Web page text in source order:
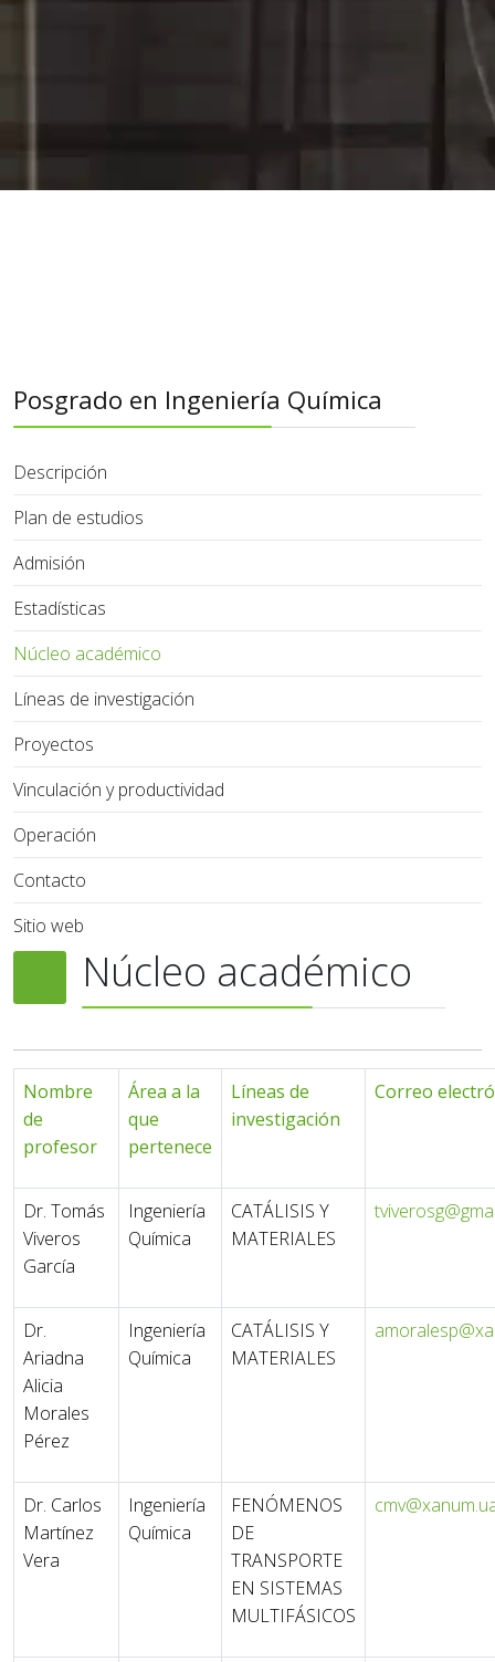
Posgrado en Ingeniería Química
Descripción
Plan de estudios
Admisión
Estadísticas
Núcleo académico
Líneas de investigación
Proyectos
Vinculación y productividad
Operación
Contacto
Sitio web
Núcleo académico
Nombre
de
profesor
Área a la
que
pertenece
Líneas de
investigación
Correo
Dr. Tomás
Viveros
García
Ingeniería
Química
CATÁLISIS Y
MATERIALES
Dr.
Ariadna
Alicia
Morales
Pérez
Ingeniería
Química
CATÁLISIS Y
MATERIALES
Dr. Carlos
Martínez
Vera
Ingeniería
Química
FENÓMENOS
DE
TRANSPORTE
EN SISTEMAS
MULTIFÁSICOS